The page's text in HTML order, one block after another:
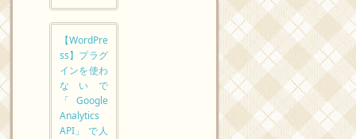
【WordPre
ss】プラグ
インを使わ
ないで
「Google
Analytics
API」 で人